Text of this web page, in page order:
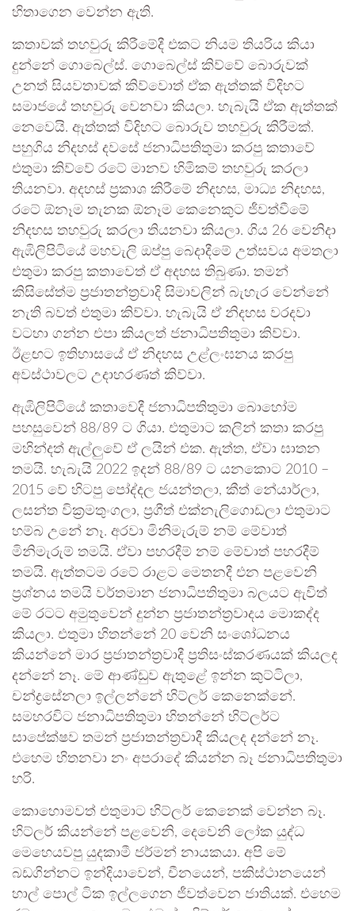
හිතාගෙන වෙන්න ඇති.
කතාවක් තහවුරු කිරීමේදී එකට නියම තියරිය කියා
දුන්නේ ගොබෙල්ස්. ගොබෙල්ස් කිව්වේ බොරුවක්
උනත් සියවතාවක් කිව්වොත් ඒක ඇත්තක් විදිහට
සමාජයේ තහවුරු වෙනවා කියලා. හැබැයි ඒක ඇත්තක්
නෙවෙයි. ඇත්තක් විදිහට බොරුව තහවුරු කිරීමක්.
පහුගිය නිදහස් දවසේ ජනාධිපතිතුමා කරපු කතාවේ
එතුමා කිව්වේ රටේ මානව හිමිකම් තහවුරු කරලා
තියනවා. අදහස් ප්‍රකාශ කිරීමේ නිදහස, මාධ්‍ය නිදහස,
රටේ ඕනෑම තැනක ඕනෑම කෙනෙකුට ජීවත්වීමේ
නිදහස තහවුරු කරලා තියනවා කියලා. ගිය 26 වෙනිදා
ඇඹිලිපිටියේ මහවැලි ඔප්පු බෙදාදීමේ උත්සවය අමතලා
එතුමා කරපු කතාවෙත් ඒ අදහස තිබුණා. තමන්
කිසිසේත්ම ප්‍රජාතන්ත්‍රවාදි සිමාවලින් බැහැර වෙන්නේ
නැති බවත් එතුමා කිව්වා. හැබැයි ඒ නිදහස වරදවා
වටහා ගන්න එපා කියලත් ජනාධිපතිතුමා කිව්වා.
ඊළඟට ඉතිහාසයේ ඒ නිදහස උළ්ලංඝනය කරපු
අවස්ථාවලට උදාහරණත් කිව්වා.
ඇඹිලිපිටියේ කතාවෙදී ජනාධිපතිතුමා බොහෝම
පහසුවෙන් 88/89 ට ගියා. එතුමාට කලින් කතා කරපු
මහින්දත් ඇල්ලුවේ ඒ ලයින් එක. ඇත්ත, ඒවා ඝාතන
තමයි. හැබැයි 2022 ඉදන් 88/89 ට යනකොට 2010 –
2015 වේ හිටපු පෝද්දල ජයන්තලා, කීත් නේයාර්ලා,
ලසන්ත වික්‍රමතුංගලා, ප්‍රගීත් එක්නැලිගොඩලා එතුමාට
හම්බ උනේ නෑ. අරවා මිනිමැරුම් නම් මේවාත්
මිනිමැරුම් තමයි. ඒවා පහරදීම් නම් මේවාත් පහරදීම්
තමයි. ඇත්තටම රටේ රාළට මෙතනදී එන පළවෙනි
ප්‍රශ්නය තමයි වර්තමාන ජනාධිපතිතුමා බලයට ඇවිත්
මේ රටට අමුතුවෙන් දුන්න ප්‍රජාතන්ත්‍රවාදය මොකද්ද
කියලා. එතුමා හිතන්නේ 20 වෙනි සංශෝධනය
කියන්නේ මාර ප්‍රජාතන්ත්‍රවාදී ප්‍රතිසංස්කරණයක් කියලද
දන්නේ නෑ. මේ ආණ්ඩුව ඇතුළේ ඉන්න කුට්ටිලා,
චන්ද්‍රසේනලා ඉල්ලන්නේ හිට්ලර් කෙනෙක්නේ.
සමහරවිට ජනාධිපතිතුමා හිතන්නේ හිට්ලර්ට
සාපේක්ෂව තමන් ප්‍රජාතන්ත්‍රවාදී කියලද දන්නේ නෑ.
එහෙම හිතනවා නං අපරාදේ කියන්න බෑ ජනාධිපතිතුමා
හරි.
කොහොමවත් එතුමාට හිට්ලර් කෙනෙක් වෙන්න බෑ.
හිට්ලර් කියන්නේ පළවෙනි, දෙවෙනි ලෝක යුද්ධ
මෙහෙයවපු යුදකාමී ජර්මන් නායකයා. අපි මේ
බඩගින්නට ඉන්දියාවෙන්, චීනයෙන්, පකිස්ථානයෙන්
හාල් පොල් ටික ඉල්ලගෙන ජීවත්වෙන ජාතියක්. එහෙම